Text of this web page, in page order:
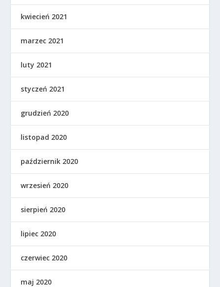
kwiecień 2021
marzec 2021
luty 2021
styczeń 2021
grudzień 2020
listopad 2020
październik 2020
wrzesień 2020
sierpień 2020
lipiec 2020
czerwiec 2020
maj 2020